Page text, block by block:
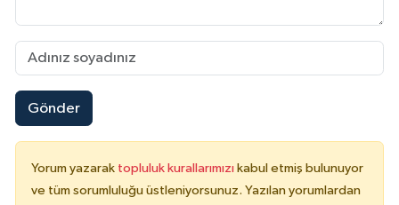
Gönder
Yorum yazarak topluluk kurallarımızı kabul etmiş bulunuyor
ve tüm sorumluluğu üstleniyorsunuz. Yazılan yorumlardan